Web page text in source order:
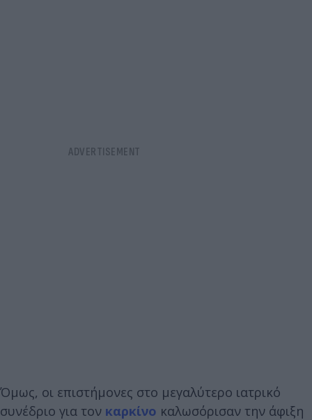
Όμως, οι επιστήμονες στο μεγαλύτερο ιατρικό
συνέδριο για τον καρκίνο καλωσόρισαν την άφιξη